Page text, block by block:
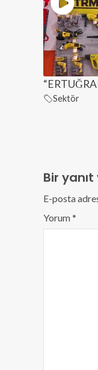
Sektör
Bir yanıt
E-posta
Yorum*